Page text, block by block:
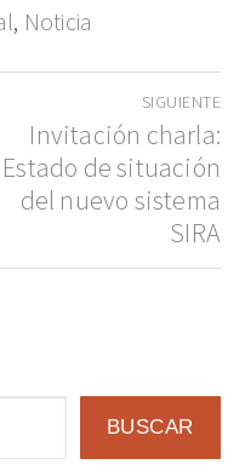
, Noticia
SIGUIENTE
Entrada
siguiente:
Invitación charla:
Estado de situación
del nuevo sistema
SIRA
BUSCAR